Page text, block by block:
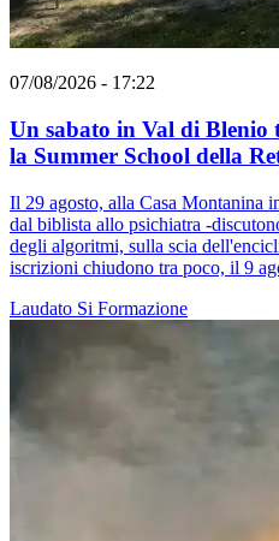
07/08/2026 - 17:22
Un sabato in Val di Blenio
la Summer School della
Il 29 agosto, alla Casa Montanina
dal biblista allo psichiatra -
degli algoritmi, sulla scia
iscrizioni chiudono tra poco, il 9
Laudato Si Formazione